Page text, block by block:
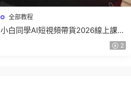
全部教程
小白同學AI短視頻帶貨2026線上課
2